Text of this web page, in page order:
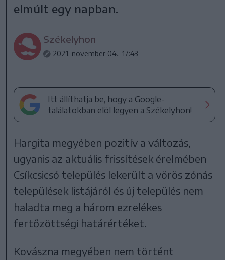
elmúlt egy napban.
Székelyhon
2021. november 04., 17:43
Itt állíthatja be, hogy a Google-
találatokban elöl legyen a Székelyhon!
Hargita megyében pozitív a változás,
ugyanis az aktuális frissítések érelmében
Csíkcsicsó település lekerült a vörös zónás
települések listájáról és új település nem
haladta meg a három ezrelékes
fertőzöttségi határértéket.
Kovászna megyében nem történt